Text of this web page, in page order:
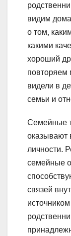
видим
о том,
какими
хороший
повторяем
видели в
семьи и
Семейные
оказывают
личности.
семейные
связей